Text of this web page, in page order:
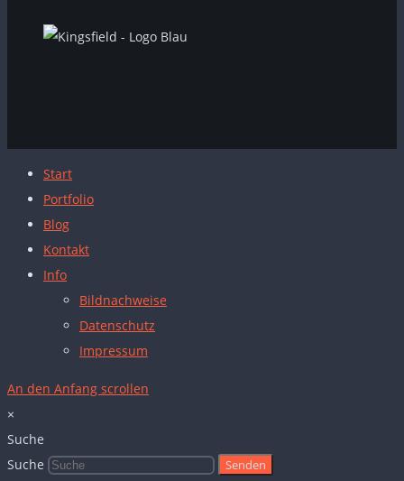
Start
Portfolio
Blog
Kontakt
Info
Bildnachweise
Datenschutz
Impressum
An den Anfang scrollen
×
Suche
Suche
Senden